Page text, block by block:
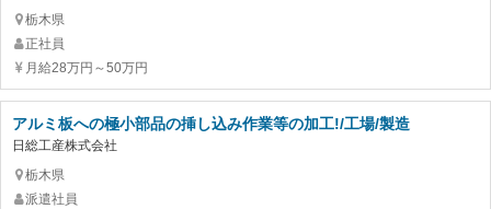
栃木県
正社員
月給28万円～50万円
アルミ板への極小部品の挿し込み作業等の加工!/工場/製造
日総工産株式会社
栃木県
派遣社員